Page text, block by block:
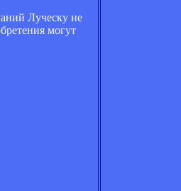
Луческу не
могут